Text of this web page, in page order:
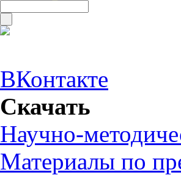
ВКонтакте
Скачать
Научно-
Материалы по